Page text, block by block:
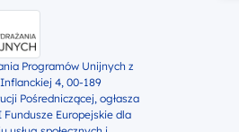
Programów Unijnych z
4, 00-189
Pośredniczącej, ogłasza
Europejskie dla